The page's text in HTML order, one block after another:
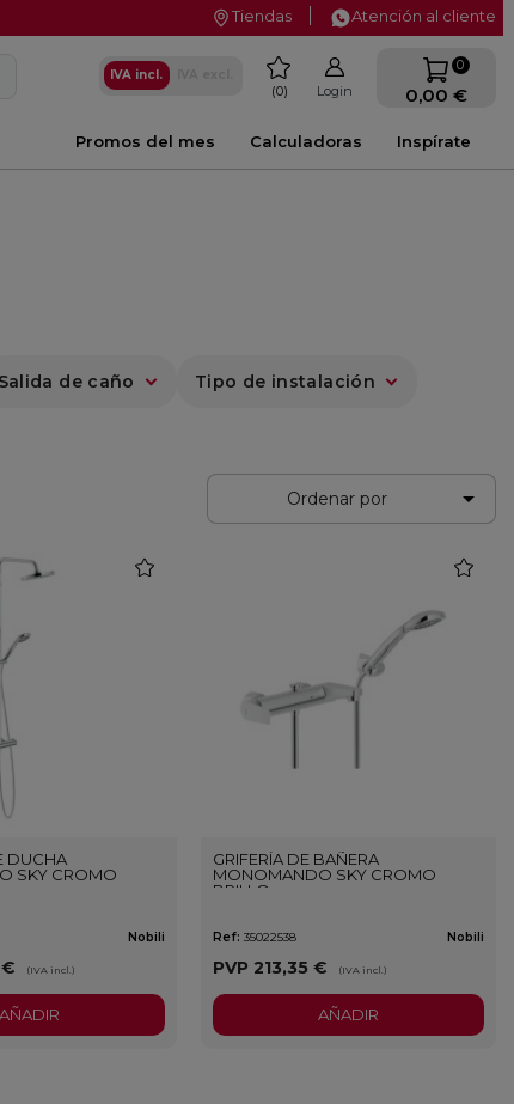
Tiendas Atención al cliente
IVA incl. favorite
0 Login
0
0,00 €
Inspírate
Calculadoras
Promos del mes
Salida de caño Tipo de instalación
Ordenar por 
DUCHA
SKY CROMO
Nobili
(IVA incl.)
AÑADIR
GRIFERÍA DE BAÑERA
MONOMANDO SKY CROMO
BRILLO
Ref: 35022538 Nobili
PVP 213,35 € (IVA incl.)
favorite
AÑADIR